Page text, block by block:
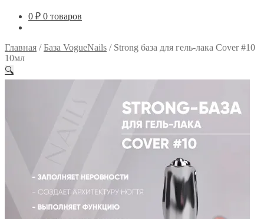
0 ₽ 0 товаров
Главная /База VogueNails / Strong база для гель-лака Cover #10
10мл
🔍